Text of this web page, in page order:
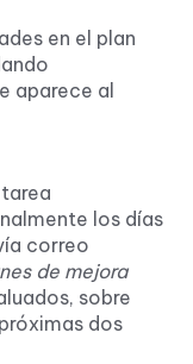
en el plan
aparece al
los días
correo
de mejora
sobre
dos